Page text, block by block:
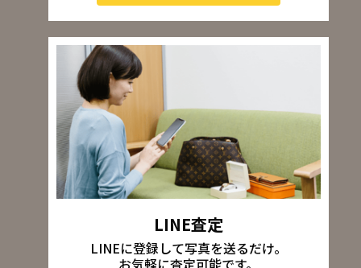
LINE査定
LINEに登録して写真を送るだけ。
お気軽に査定可能です。